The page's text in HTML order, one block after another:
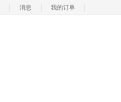
消息 我的订单